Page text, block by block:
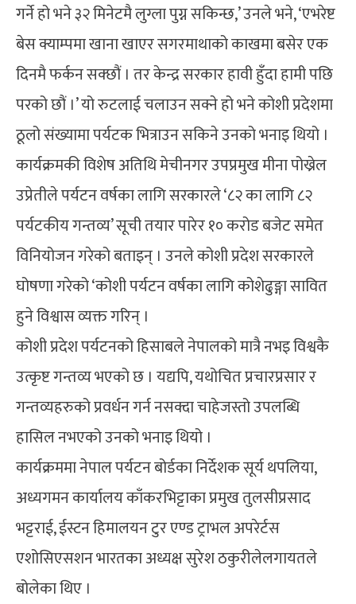
गर्ने हो भने ३२ मिनेटमै लुग्ला पुग्न सकिन्छ,’ उनले भने, ‘एभरेष्ट
बेस क्याम्पमा खाना खाएर सगरमाथाको काखमा बसेर एक
दिनमै फर्कन सक्छौं । तर केन्द्र सरकार हावी हुँदा हामी पछि
परको छौं ।’ यो रुटलाई चलाउन सक्ने हो भने कोशी प्रदेशमा
ठूलो संख्यामा पर्यटक भित्राउन सकिने उनको भनाइ थियो ।
कार्यक्रमकी विशेष अतिथि मेचीनगर उपप्रमुख मीना पोख्रेल
उप्रेतीले पर्यटन वर्षका लागि सरकारले ‘८२ का लागि ८२
पर्यटकीय गन्तव्य’ सूची तयार पारेर १० करोड बजेट समेत
विनियोजन गरेको बताइन् । उनले कोशी प्रदेश सरकारले
घोषणा गरेको ‘कोशी पर्यटन वर्षका लागि कोशेढुङ्गा सावित
हुने विश्वास व्यक्त गरिन् ।
कोशी प्रदेश पर्यटनको हिसाबले नेपालको मात्रै नभइ विश्वकै
उत्कृष्ट गन्तव्य भएको छ । यद्यपि, यथोचित प्रचारप्रसार र
गन्तव्यहरुको प्रवर्धन गर्न नसक्दा चाहेजस्तो उपलब्धि
हासिल नभएको उनको भनाइ थियो ।
कार्यक्रममा नेपाल पर्यटन बोर्डका निर्देशक सूर्य थपलिया,
अध्यगमन कार्यालय काँकरभिट्टाका प्रमुख तुलसीप्रसाद
भट्टराई, ईस्टन हिमालयन टुर एण्ड ट्राभल अपरेर्टस
एशोसिएसशन भारतका अध्यक्ष सुरेश ठकुरीलेलगायतले
बोलेका थिए ।